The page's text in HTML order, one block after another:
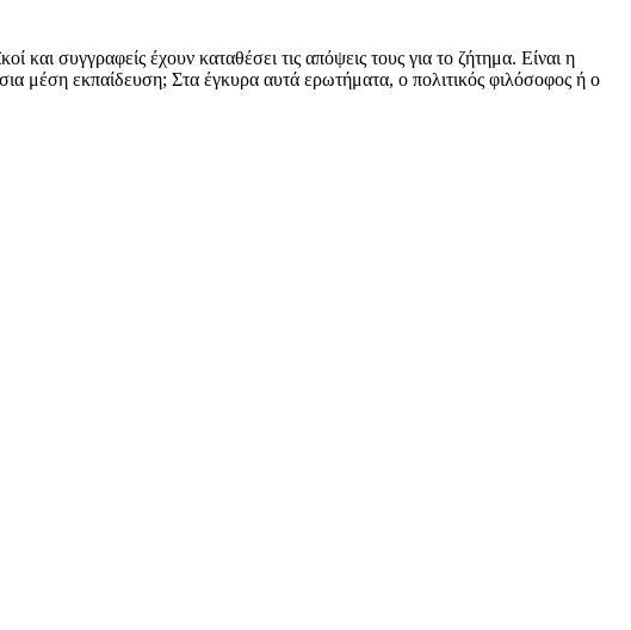
και συγγραφείς έχουν καταθέσει τις απόψεις τους για το ζήτημα. Είναι η
μέση εκπαίδευση; Στα έγκυρα αυτά ερωτήματα, ο πολιτικός φιλόσοφος ή ο